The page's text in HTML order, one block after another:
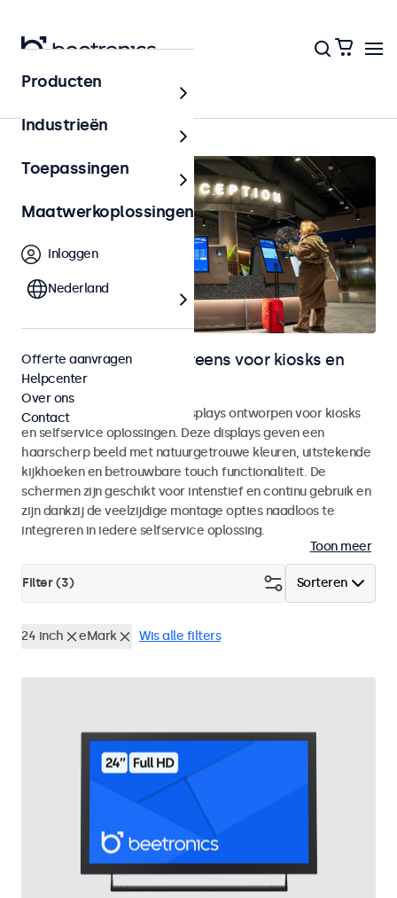
Kiosks & Self-Service
Monitoren en touchscreens voor kiosks en
selfservice
Monitoren en touchscreen displays ontworpen voor kiosks
en selfservice oplossingen. Deze displays geven een
haarscherp beeld met natuurgetrouwe kleuren, uitstekende
kijkhoeken en betrouwbare touch functionaliteit. De
schermen zijn geschikt voor intenstief en continu gebruik en
zijn dankzij de veelzijdige montage opties naadloos te
integreren in iedere selfservice oplossing.
Toon meer
Sorteren
Filter (3)
24 inch eMark Wis alle filters
Producten
Industrieën
Toepassingen
Maatwerkoplossingen
Inloggen
Nederland
Offerte aanvragen
Helpcenter
Over ons
Contact